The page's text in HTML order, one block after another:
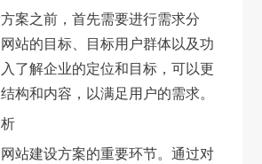
案之前，首先需要进行需求分
站的目标、目标用户群体以及功
了解企业的定位和目标，可以更
构和内容，以满足用户的需求。
站建设方案的重要环节。通过对